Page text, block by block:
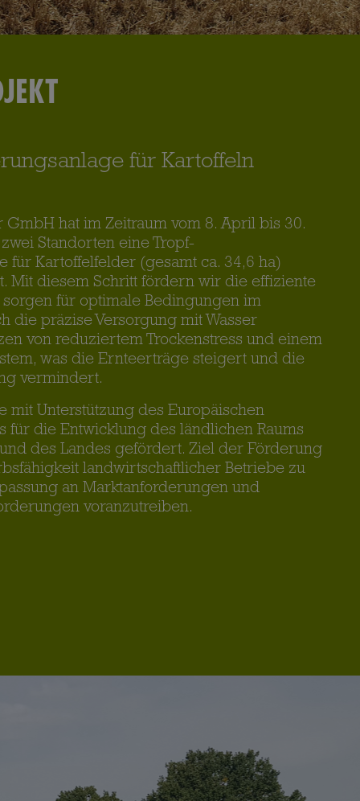
für Kartoffeln
GmbH hat im Zeitraum vom 8. April bis 30.
Standorten eine Tropf-
für Kartoffelfelder (gesamt ca. 34,6 ha)
Mit diesem Schritt fördern wir die effiziente
für optimale Bedingungen im
die präzise Versorgung mit Wasser
von reduziertem Trockenstress und einem
was die Ernteerträge steigert und die
vermindert.
mit Unterstützung des Europäischen
für die Entwicklung des ländlichen Raums
des Landes gefördert. Ziel der Förderung
landwirtschaftlicher Betriebe zu
an Marktanforderungen und
voranzutreiben.